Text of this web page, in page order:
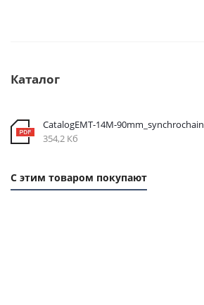
Каталог
CatalogEMT-14М-90mm_synchrochain
354,2 Кб
С этим товаром покупают